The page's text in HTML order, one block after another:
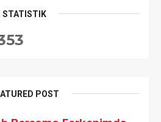
STATISTIK
POST